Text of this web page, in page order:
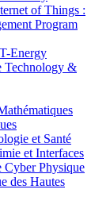
of Things :
Program
Energy
Technology &
et Santé
et Interfaces
Cyber Physique
des Hautes